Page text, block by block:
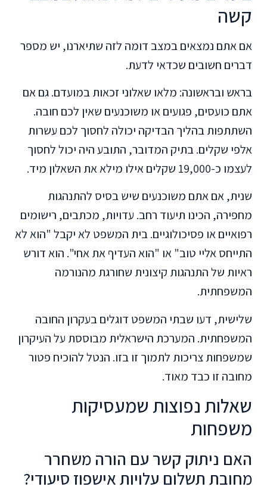
קשה
אם אתם נמצאים במצב דומה לזה שתיארנו, יש מספר
דברים חשובים שכדאי לדעת.
בראש ובראשונה: מלאו שאלוני זכאות במועדם. גם אם
אתם כועסים, פגועים או משוכנעים שאין לכם חובה.
השתתפות בהליך הבדיקה יכולה לחסוך לכם עשרות
אלפי שקלים. בתיק המדובר, התובע היה יכול לחסוך
לעצמו כ-19,000 שקלים אילו מילא את השאלון מיד.
שנית, אם אתם משוכנעים שיש בסיס להתנהגות
מחפירה, הכינו תיעוד רחב. עדויות, מכתבים, רישומים
רפואיים או פסיכולוגיים. בית המשפט לא יקבל "הוא לא
התייחס אליי טוב" או "הוא העדיף את אחי". הוא דורש
ראיות של התנהגות קיצונית שחורגת מהנורמה
המשפחתית.
שלישית, דעו שבתי המשפט דוגלים בעקרון החובה
המשפחתית. המערכת הישראלית מבוססת על העיקרון
שמשפחות צריכות לתמוך זו בזו. הנטל להוכיח פטור
מחובה זו כבד מאוד.
שאלות נפוצות שמעסיקות
משפחות
האם ניתוק קשר עם הורה משחרר
מחובת תשלום עלויות אישפוז סיעודי?